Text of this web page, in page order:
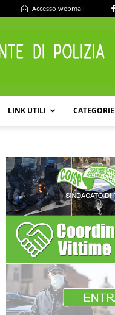
Accesso webmail
LINK UTILI